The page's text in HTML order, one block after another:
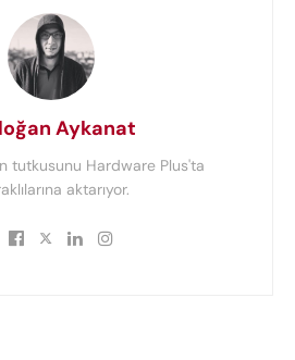
Aykanat
tutkusunu Hardware Plus'ta
aktarıyor.